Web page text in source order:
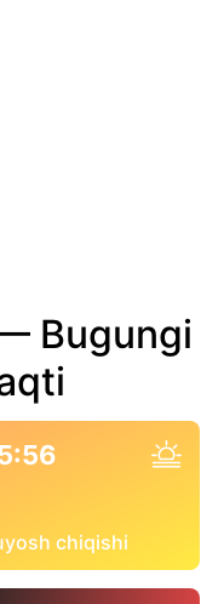
Bugungi
chiqishi